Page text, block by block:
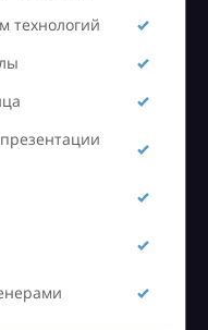
технологий